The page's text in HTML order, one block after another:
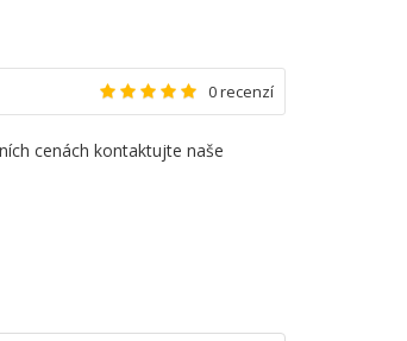
0 recenzí
cenách kontaktujte naše